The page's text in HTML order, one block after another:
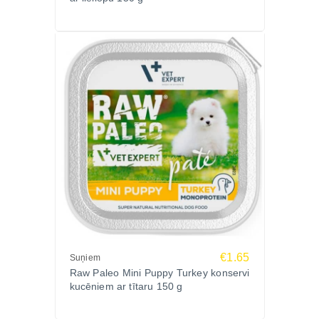
un sabalansētu uzturu ar ātru piegādi visā Latvijā!
Suņiem €1.65
Raw Paleo Mini Puppy Turkey konservi
kucēniem ar tītaru 150 g